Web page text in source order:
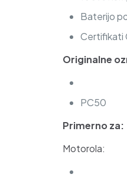
Baterijo
Certifikati
Originalne
PC50
Primerno za:
Motorola: